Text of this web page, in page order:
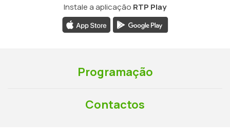
Instale a aplicação RTP Play
Programação
Contactos